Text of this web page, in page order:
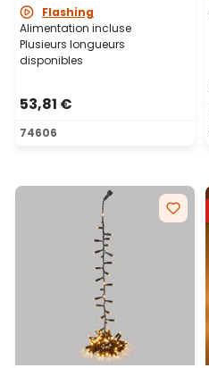
Flashing
Alimentation incluse
Plusieurs longueurs
disponibles
53,81 €
74606